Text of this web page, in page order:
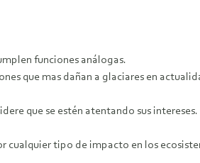
funciones análogas.
que mas dañan a glaciares en
que se estén atentando sus
cualquier tipo de impacto en los